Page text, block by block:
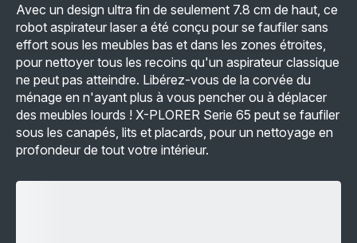
Avec un design ultra fin de seulement 7.8 cm de haut, ce
robot aspirateur laser a été conçu pour se faufiler sans
effort sous les meubles bas et dans les zones étroites,
pour nettoyer tous les recoins qu'un aspirateur classique
ne peut pas atteindre. Libérez-vous de la corvée du
ménage en n'ayant plus à vous pencher ou à déplacer
des meubles lourds ! X-PLORER Serie 65 peut se faufiler
sous les canapés, lits et placards, pour un nettoyage en
profondeur de tout votre intérieur.